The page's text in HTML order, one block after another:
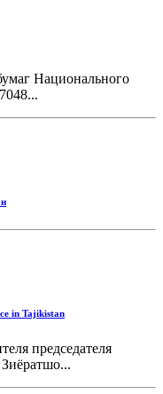
Национального
in Tajikistan
председателя